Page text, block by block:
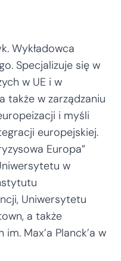
Wykładowca
Specjalizuje się w
w UE i w
także w zarządzaniu
i myśli
europejskiej.
Europa”
w
Uniwersytetu
a także
Max’a Planck’a w